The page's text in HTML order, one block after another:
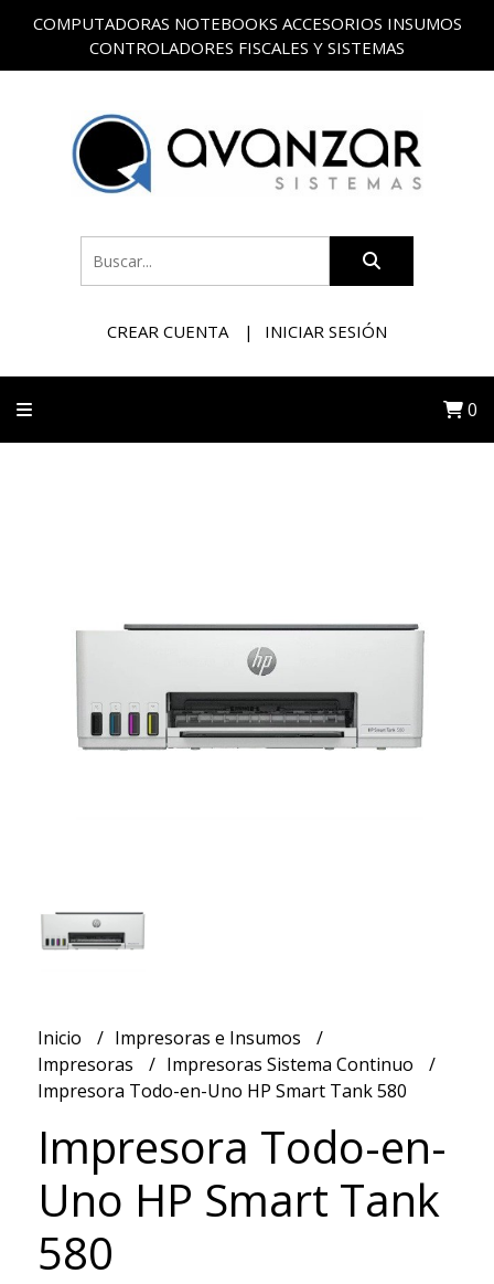
COMPUTADORAS NOTEBOOKS ACCESORIOS INSUMOS
CONTROLADORES FISCALES Y SISTEMAS
CREAR CUENTA INICIAR SESIÓN
0
Inicio
Impresoras e Insumos
Impresoras
Impresoras Sistema Continuo
Impresora Todo-en-Uno HP Smart Tank 580
Impresora Todo-en-
Uno HP Smart Tank
580